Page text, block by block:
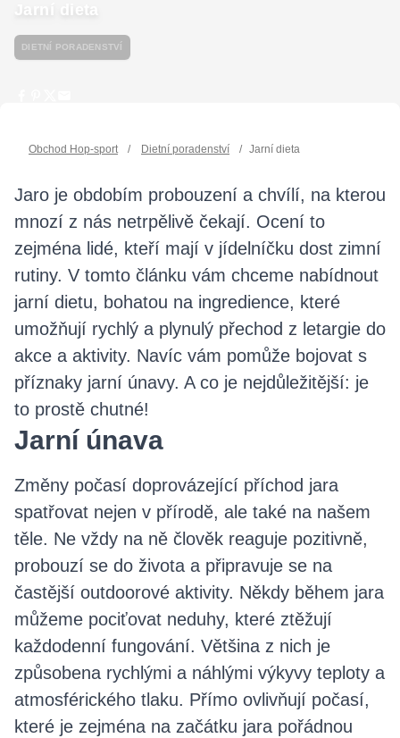
Jarní dieta
DIETNÍ PORADENSTVÍ
Obchod Hop-sport / Dietní poradenství / Jarní dieta
Jaro je obdobím probouzení a chvílí, na kterou
mnozí z nás netrpělivě čekají. Ocení to
zejména lidé, kteří mají v jídelníčku dost zimní
rutiny. V tomto článku vám chceme nabídnout
jarní dietu, bohatou na ingredience, které
umožňují rychlý a plynulý přechod z letargie do
akce a aktivity. Navíc vám pomůže bojovat s
příznaky jarní únavy. A co je nejdůležitější: je
to prostě chutné!
Jarní únava
Změny počasí doprovázející příchod jara
spatřovat nejen v přírodě, ale také na našem
těle. Ne vždy na ně člověk reaguje pozitivně,
probouzí se do života a připravuje se na
častější outdoorové aktivity. Někdy během jara
můžeme pociťovat neduhy, které ztěžují
každodenní fungování. Většina z nich je
způsobena rychlými a náhlými výkyvy teploty a
atmosférického tlaku. Přímo ovlivňují počasí,
které je zejména na začátku jara pořádnou